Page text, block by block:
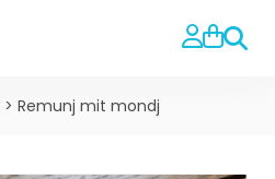
> Remunj mit mondj